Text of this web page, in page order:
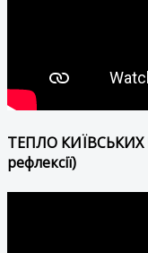
ТЕПЛО КИЇВСЬКИХ
рефлексії)